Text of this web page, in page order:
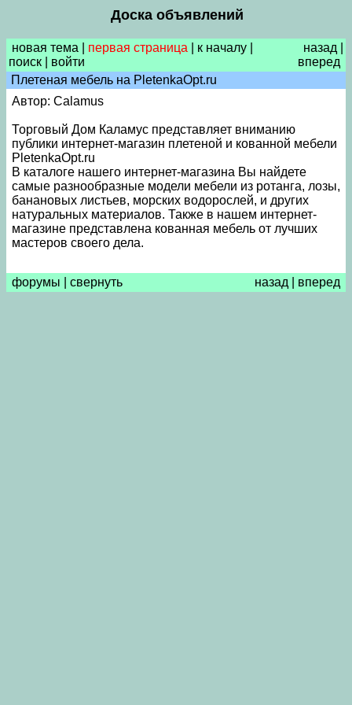
Доска объявлений
новая тема первая страница к началу
поиск
войти
назад
вперед
Плетеная мебель на PletenkaOpt.ru
Автор: Calamus
Торговый Дом Каламус представляет вниманию
публики интернет-магазин плетеной и кованной мебели
PletenkaOpt.ru
В каталоге нашего интернет-магазина Вы найдете
самые разнообразные модели мебели из ротанга, лозы,
банановых листьев, морских водорослей, и других
натуральных материалов. Также в нашем интернет-
магазине представлена кованная мебель от лучших
мастеров своего дела.
форумы свернуть назад вперед